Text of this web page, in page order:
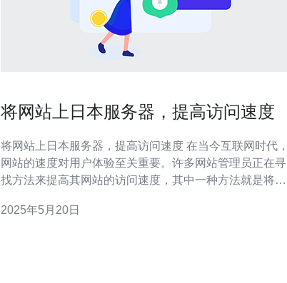
将网站上日本服务器，提高访问速度
将网站上日本服务器，提高访问速度 在当今互联网时代，
网站的速度对用户体验至关重要。许多网站管理员正在寻
找方法来提高其网站的访问速度，其中一种方法就是将网
定的网络连接和高速的数据传输速度，这使得选择日本服
2025年5月20日